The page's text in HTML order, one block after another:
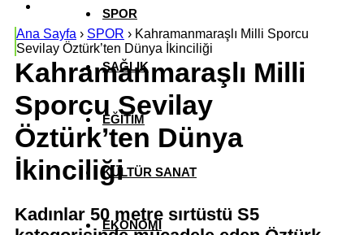
SPOR
SAĞLIK
EĞİTİM
KÜLTÜR SANAT
EKONOMİ
Ana Sayfa › SPOR › Kahramanmaraşlı Milli Sporcu
Sevilay Öztürk’ten Dünya İkinciliği
Kahramanmaraşlı Milli
Sporcu Sevilay
Öztürk’ten Dünya
İkinciliği
Kadınlar 50 metre sırtüstü S5